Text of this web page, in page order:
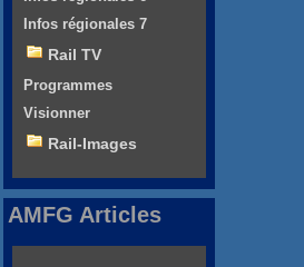
Infos régionales 7
Rail TV
Programmes
Visionner
Rail-Images
AMFG Articles